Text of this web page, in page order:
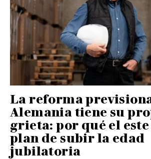
La reforma
Alemania tiene su
grieta: por qué el
plan de subir la edad
jubilatoria